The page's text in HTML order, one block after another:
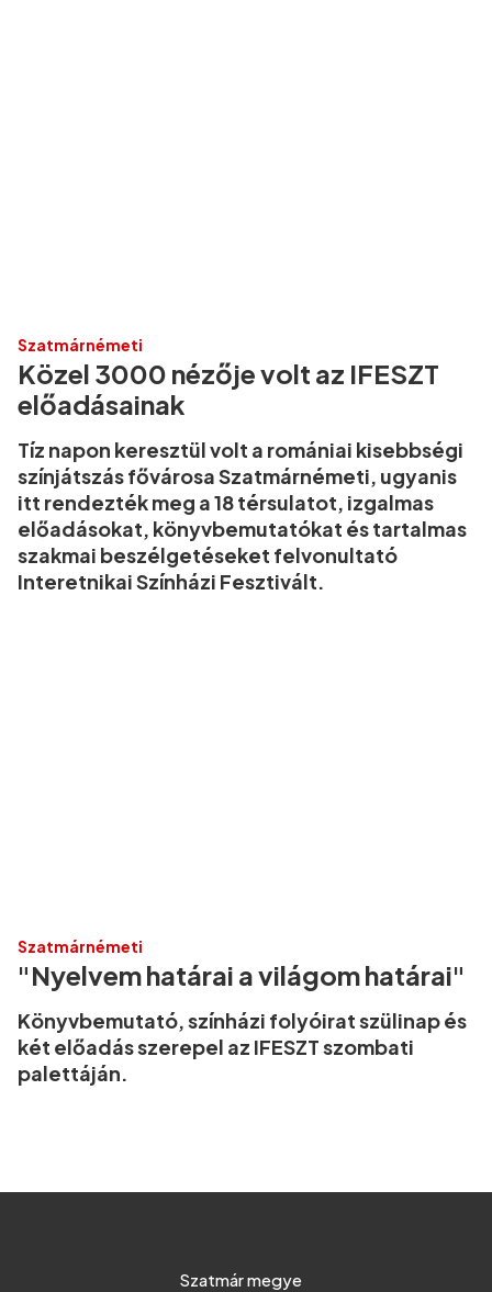
Szatmárnémeti
Közel 3000 nézője volt az IFESZT
előadásainak
Tíz napon keresztül volt a romániai kisebbségi
színjátszás fővárosa Szatmárnémeti, ugyanis
itt rendezték meg a 18 térsulatot, izgalmas
előadásokat, könyvbemutatókat és tartalmas
szakmai beszélgetéseket felvonultató
Interetnikai Színházi Fesztivált.
Szatmárnémeti
"Nyelvem határai a világom határai"
Könyvbemutató, színházi folyóirat szülinap és
két előadás szerepel az IFESZT szombati
palettáján.
Szatmár megye